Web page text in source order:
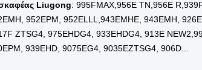
τροχών Liugong: 816H, 866H, 856Hse,
MAX, 886HST, 862N,870H, 835H, 842H, 835H,
Liugong: 995FMAX,956E TN,956E